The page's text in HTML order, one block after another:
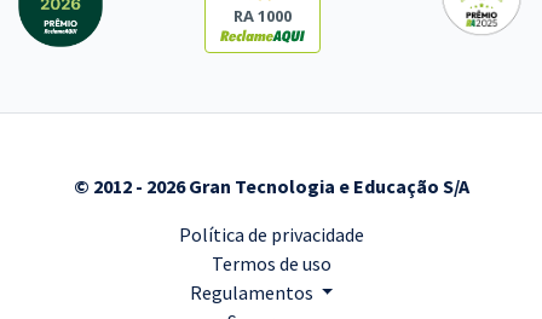
RA 1000
© 2012 - 2026 Gran Tecnologia e Educação S/A
Política de privacidade
Termos de uso
Regulamentos